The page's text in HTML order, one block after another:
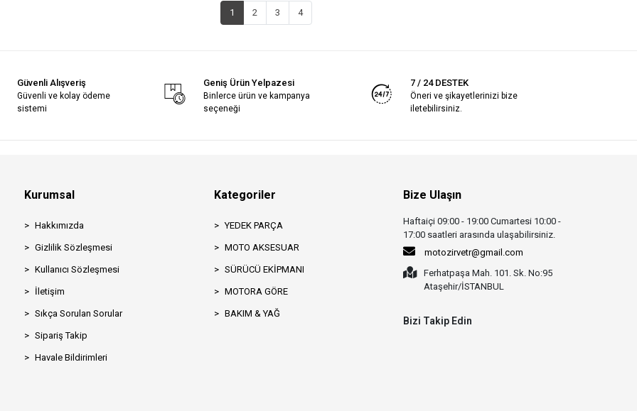
1 2 3 4
Güvenli Alışveriş
Güvenli ve kolay ödeme
sistemi
Geniş Ürün Yelpazesi
Binlerce ürün ve kampanya
seçeneği
7 / 24 DESTEK
Öneri ve şikayetlerinizi bize
iletebilirsiniz.
Kurumsal
Hakkımızda
Gizlilik Sözleşmesi
Kullanıcı Sözleşmesi
İletişim
Sıkça Sorulan Sorular
Sipariş Takip
Havale Bildirimleri
Kategoriler
YEDEK PARÇA
MOTO AKSESUAR
SÜRÜCÜ EKİPMANI
MOTORA GÖRE
BAKIM & YAĞ
Bize Ulaşın
Haftaiçi 09:00 - 19:00 Cumartesi 10:00 -
17:00 saatleri arasında ulaşabilirsiniz.
motozirvetr@gmail.com
Ferhatpaşa Mah. 101. Sk. No:95
Ataşehir/İSTANBUL
Bizi Takip Edin